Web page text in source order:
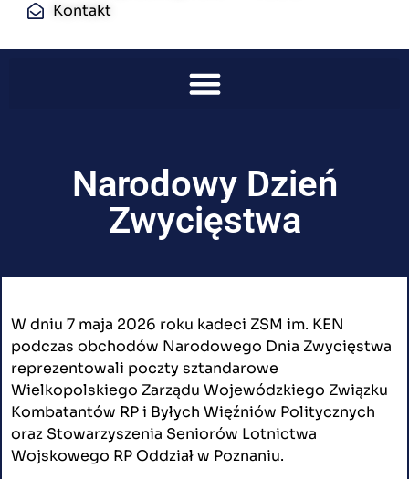
Kontakt
Narodowy Dzień
Zwycięstwa
W dniu 7 maja 2026 roku kadeci ZSM im. KEN
podczas obchodów Narodowego Dnia Zwycięstwa
reprezentowali poczty sztandarowe
Wielkopolskiego Zarządu Wojewódzkiego Związku
Kombatantów RP i Byłych Więźniów Politycznych
oraz Stowarzyszenia Seniorów Lotnictwa
Wojskowego RP Oddział w Poznaniu.